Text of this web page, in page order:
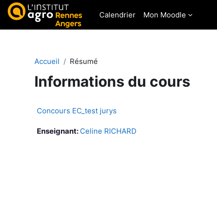
Passer au contenu principal
Calendrier
Mon Moodle
Accueil Résumé
Informations du cours
Concours EC_test jurys
Enseignant: Celine RICHARD